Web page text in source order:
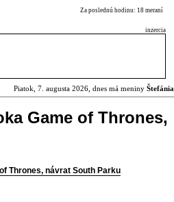
Za poslednú hodinu: 18 meraní
inzercia
Piatok, 7. augusta 2026, dnes má meniny Štefánia
Game of Thrones,
Thrones, návrat South Parku